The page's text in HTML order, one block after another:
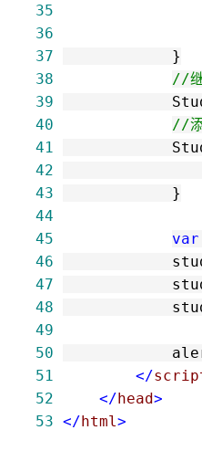
35
36
37
38
//
39
40
//
41
42
43
44
45
var
46
47
48
49
50
51
</
52
</head>
53 </html >